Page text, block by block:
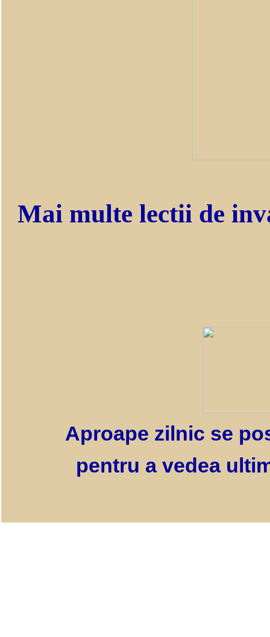
Mai multe lectii de
Aproape zilnic se
pentru a vedea